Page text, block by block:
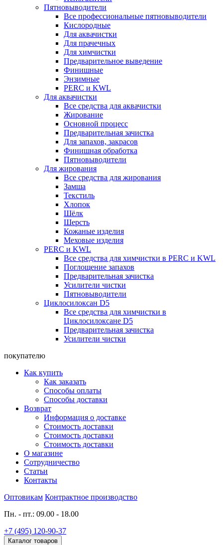
Пятновыводители
Все профессиональные пятновыводители
Кислородные
Для аквачистки
Для прачечных
Для химчистки
Предварительное выведение
Финишные
Энзимные
PERC и KWL
Для аквачистки
Все средства для аквачистки
Жирование
Основной процесс
Предварительная зачистка
Для запахов, закрасов
Финишная обработка
Пятновыводители
Для жирования
Все средства для жирования
Замша
Текстиль
Хлопок
Шёлк
Шерсть
Кожаные изделия
Меховые изделия
PERC и KWL
Все средства для химчистки в PERC и KWL
Поглощение запахов
Предварительная зачистка
Усилители чистки
Пятновыводители
Циклосилоксан D5
Все средства для химчистки в
Циклосилоксане D5
Предварительная зачистка
Усилители чистки
покупателю
Как купить
Как заказать
Способы оплаты
Способы доставки
Возврат
Информация о доставке
Стоимость доставки
Стоимость доставки
Стоимость доставки
О магазине
Сотрудничество
Статьи
Контакты
Оптовикам Контрактное производство
Пн. - пт.: 09.00 - 18.00
+7 (495) 120-90-37
Каталог товаров